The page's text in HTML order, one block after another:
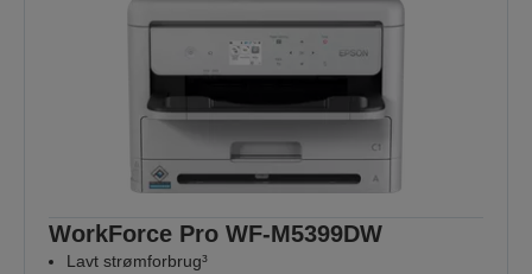
WorkForce Pro WF-M5399DW
Lavt strømforbrug³